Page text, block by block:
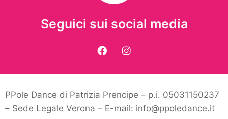
Seguici sui social media
PPole Dance di Patrizia Prencipe – p.i. 05031150237
– Sede Legale Verona – E-mail: info@ppoledance.it